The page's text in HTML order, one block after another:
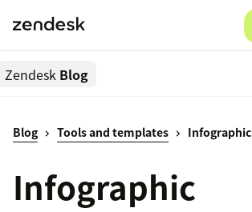
Zendesk Blog
Blog Tools and templates Infographic
Infographic